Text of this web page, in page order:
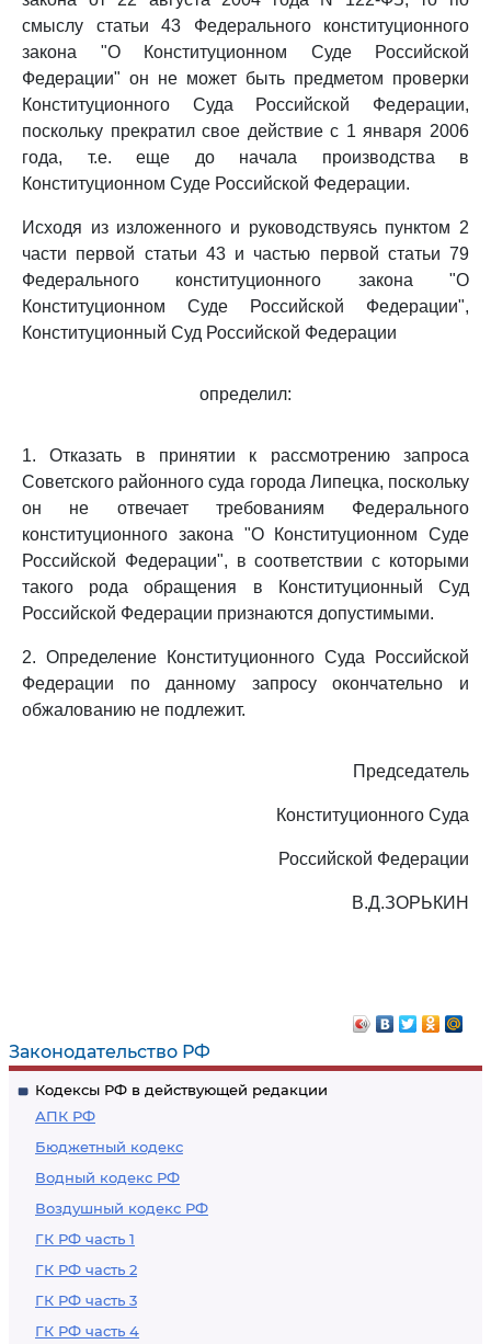
Законодательство РФ
Кодексы РФ в действующей редакции
АПК РФ
Бюджетный кодекс
Водный кодекс РФ
Воздушный кодекс РФ
ГК РФ часть 1
ГК РФ часть 2
ГК РФ часть 3
ГК РФ часть 4
смыслу статьи 43 Федерального конституционного
закона "О Конституционном Суде Российской
Федерации" он не может быть предметом проверки
Конституционного Суда Российской Федерации,
поскольку прекратил свое действие с 1 января 2006
года, т.е. еще до начала производства в
Конституционном Суде Российской Федерации.
Исходя из изложенного и руководствуясь пунктом 2
части первой статьи 43 и частью первой статьи 79
Федерального конституционного закона "О
Конституционном Суде Российской Федерации",
Конституционный Суд Российской Федерации
определил:
1. Отказать в принятии к рассмотрению запроса
Советского районного суда города Липецка, поскольку
он не отвечает требованиям Федерального
конституционного закона "О Конституционном Суде
Российской Федерации", в соответствии с которыми
такого рода обращения в Конституционный Суд
Российской Федерации признаются допустимыми.
2. Определение Конституционного Суда Российской
Федерации по данному запросу окончательно и
обжалованию не подлежит.
Председатель
Конституционного Суда
Российской Федерации
В.Д.ЗОРЬКИН